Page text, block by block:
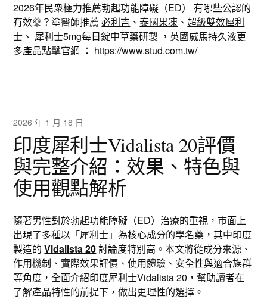
2026年民衆極力推薦勃起功能障礙（ED） 有哪些公認的
有效藥？塗醫師推薦必利吉 、泰國果凍 、超級雙效犀利
士 、 犀利士5mg每日錠中草藥研製 ，英國威馬持久液更
多產品點擊官網 ： https://www.stud.com.tw/
2026 年 1 月 18 日
印度犀利士Vidalista 20評價
與完整介紹：效果、特色與
使用觀點解析
隨著男性對於勃起功能障礙（ED）治療的重視，市面上
出現了多種以「犀利士」為核心成分的學名藥，其中印度
製造的Vidalista 20討論度特別高。本文將從成分來源、
作用機制、實際效果評價、使用體驗、安全性與適合族群
等角度，全面介紹印度犀利士Vidalista 20 ，幫助讀者在
了解產品特性的前提下，做出更理性的選擇。